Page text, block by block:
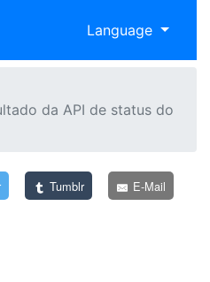
Language
da API de status do
Tumblr E-Mail